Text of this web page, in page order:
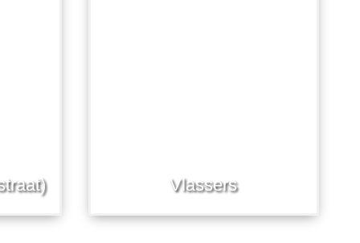
Vlassers